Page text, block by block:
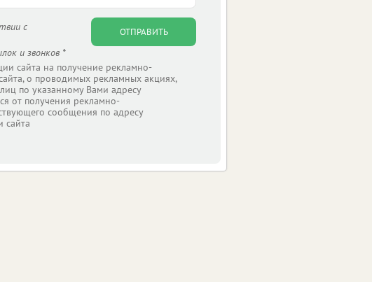
с
ОТПРАВИТЬ
и звонков *
сайта на получение рекламно-
о проводимых рекламных акциях,
по указанному Вами адресу
от получения рекламно-
сообщения по адресу
сайта